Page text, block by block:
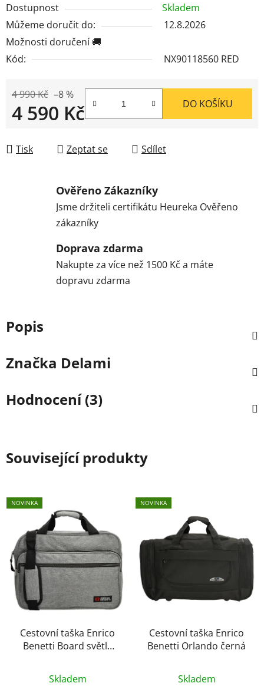
Dostupnost
Skladem
Můžeme doručit do:
12.8.2026
Možnosti doručení 🚚
Kód:
NX90118560 RED
4 990 Kč –8 %
4 590 Kč DO KOŠÍKU
Tisk Zeptat se Sdílet
Ověřeno Zákazníky
Jsme držiteli certifikátu Heureka Ověřeno
zákazníky
Doprava zdarma
Nakupte za více než 1500 Kč a máte
dopravu zdarma
Popis
Značka Delami
Hodnocení (3)
Související produkty
NOVINKA
Cestovní taška Enrico
Benetti Board světle
hodnocení
Skladem
NOVINKA
Cestovní taška Enrico
Benetti Orlando černá
hodnocení
Skladem